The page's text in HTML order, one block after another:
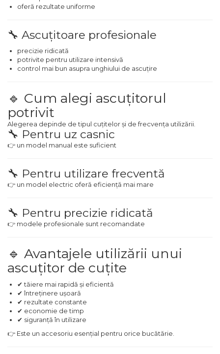
Stetoscop Auto
Tester Compresie Auto
Truse reparatii anvelope
Lichid Frana
Chingi Auto & Coarde Elastice
Intretinere & Cosmetica auto
Scule pentru coloana de
esapament
Chei
Scari
Echipamente de Lucru &
Protectia Muncii
Multidetector
Pistol Spuma Poliuretanica
Pistol Silicon (Tub de Silicon)
Termometru Infrarosu
si alte domenii
Carlige de Ridicare
Dispozitive de Taiat si
Manipulat Sticla
Telemetru laser
Pistoale & Capsatoare Electrice
pentru Cuie si Capse
Aparat / dispozitiv ascutit lant
drujba si accesorii
Masini de Ascutit Panza Circular
Masina de taiat beton
Utilaje tamplarie / prelucrare
lemn
Aeroterme si Ventilatoare
Bormasini & Masini de Gaurit
Compresoare Auto
Masini de Ascutit Burghie
oferă rezultate uniforme
🔧 Ascuțitoare profesionale
precizie ridicată
potrivite pentru utilizare intensivă
control mai bun asupra unghiului de ascuțire
🔹 Cum alegi ascuțitorul
potrivit
Alegerea depinde de tipul cuțitelor și de frecvența utilizării.
🔧 Pentru uz casnic
👉 un model manual este suficient
🔧 Pentru utilizare frecventă
👉 un model electric oferă eficiență mai mare
🔧 Pentru precizie ridicată
👉 modele profesionale sunt recomandate
🔹 Avantajele utilizării unui
ascuțitor de cuțite
✔ tăiere mai rapidă și eficientă
✔ întreținere ușoară
✔ rezultate constante
✔ economie de timp
✔ siguranță în utilizare
👉 Este un accesoriu esențial pentru orice bucătărie.